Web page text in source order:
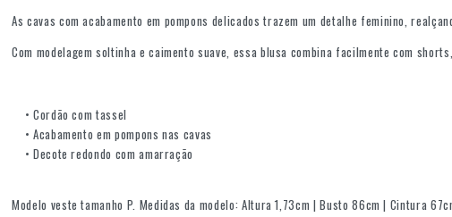
As cavas com acabamento em pompons delicados trazem um detalhe feminino,
Com modelagem soltinha e caimento suave, essa blusa combina facilmente com
• Cordão com tassel
• Acabamento em pompons nas cavas
• Decote redondo com amarração
Modelo veste tamanho P. Medidas da modelo: Altura 1,73cm | Busto 86cm | Cintura